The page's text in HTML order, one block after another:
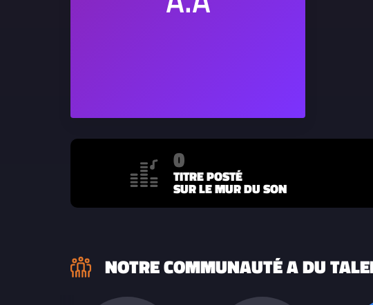
0
TITRE POSTÉ
SUR LE MUR DU SON
NOTRE COMMUNAUTÉ A DU